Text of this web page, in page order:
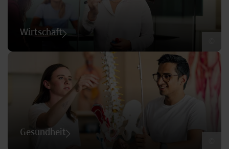
Wirtschaft
Gesundheit